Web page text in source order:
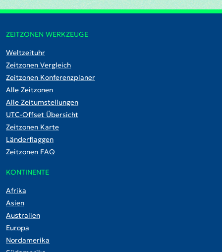
ZEITZONEN WERKZEUGE
Weltzeituhr
Zeitzonen Vergleich
Zeitzonen Konferenzplaner
Alle Zeitzonen
Alle Zeitumstellungen
UTC-Offset Übersicht
Zeitzonen Karte
Länderflaggen
Zeitzonen FAQ
KONTINENTE
Afrika
Asien
Australien
Europa
Nordamerika